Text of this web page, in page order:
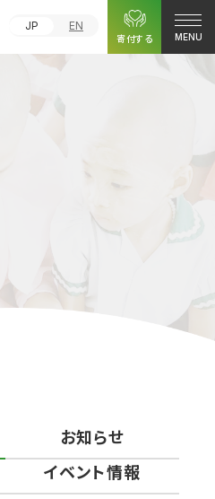
JP
EN
寄付する
MENU
お知らせ
イベント情報